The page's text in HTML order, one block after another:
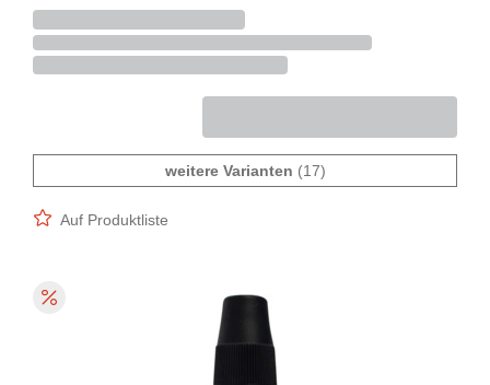
weitere Varianten (17)
Auf Produktliste